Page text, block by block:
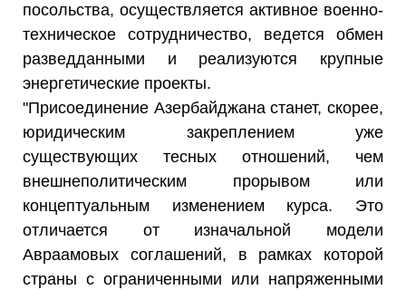
посольства, осуществляется активное военно-
техническое сотрудничество, ведется обмен
разведданными и реализуются крупные
энергетические проекты.
"Присоединение Азербайджана станет, скорее,
юридическим закреплением уже
существующих тесных отношений, чем
внешнеполитическим прорывом или
концептуальным изменением курса. Это
отличается от изначальной модели
Авраамовых соглашений, в рамках которой
страны с ограниченными или напряженными